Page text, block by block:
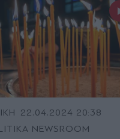
22.04.2024 20:38
NEWSROOM